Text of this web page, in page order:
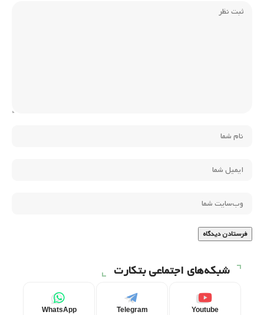
شبکه‌های اجتماعی بتکارت
Youtube
Telegram
WhatsApp